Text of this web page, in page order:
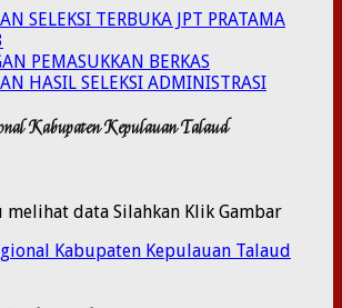
SELEKSI TERBUKA JPT PRATAMA
PEMASUKKAN BERKAS
HASIL SELEKSI ADMINISTRASI
Kabupaten Kepulauan Talaud
data Silahkan Klik Gambar
Kabupaten Kepulauan Talaud